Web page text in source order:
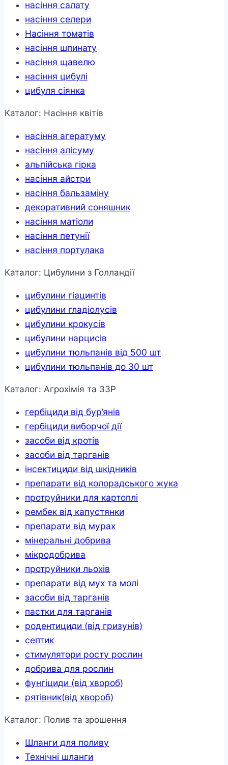
насіння салату
насіння селери
Насіння томатів
насіння шпинату
насіння щавелю
насіння цибулі
цибуля сіянка
Каталог: Насіння квітів
насіння агератуму
насіння алісуму
альпійська гірка
насіння айстри
насіння бальзаміну
декоративний соняшник
насіння матіоли
насіння петунії
насіння портулака
Каталог: Цибулини з Голландії
цибулини гіацинтів
цибулини гладіолусів
цибулини крокусів
цибулини нарцисів
цибулини тюльпанів від 500 шт
цибулини тюльпанів до 30 шт
Каталог: Агрохімія та ЗЗР
гербіциди від бур’янів
гербіциди виборчої дії
засоби від кротів
засоби від тарганів
інсектициди від шкідників
препарати від колорадського жука
протруйники для картоплі
рембек від капустянки
препарати від мурах
мінеральні добрива
мікродобрива
протруйники льохів
препарати від мух та молі
засоби від тарганів
пастки для тарганів
родентициди (від гризунів)
септик
стимулятори росту рослин
добрива для рослин
фунгіциди (від хвороб)
рятівник(від хвороб)
Каталог: Полив та зрошення
Шланги для поливу
Технічні шланги